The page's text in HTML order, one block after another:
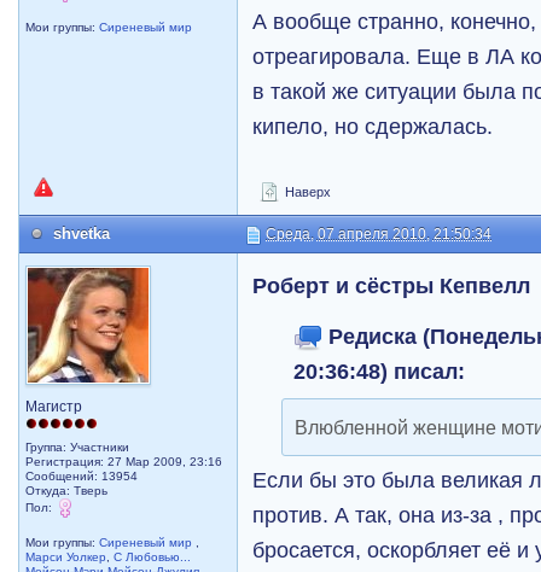
Мои группы:Сиреневый мир
А вообще странно, конечно,
отреагировала. Еще в ЛА
в такой же ситуации была
кипело, но сдержалась.
Наверх
shvetka Среда, 07 апреля 2010, 21:50:34
Магистр
Группа: Участники
Регистрация: 27 Мар 2009, 23:16
Сообщений: 13954
Откуда: Тверь
Пол:
Мои группы:Сиреневый мир
Марси Уолкер
,С Любовью...
Роберт и сёстры Кепвелл
Редиска
20:36:48) писал:
Влюбленной женщине
Если бы это была великая
против. А так, она из-за ,
бросается, оскорбляет её